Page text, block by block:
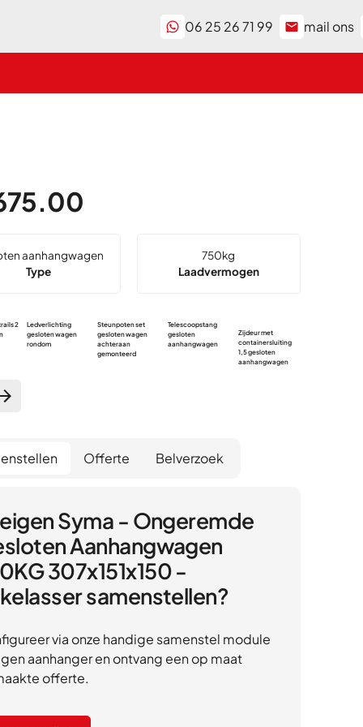
06 25 26 71 99 mail ons
aanhangwagen
Type
750kg
Laadvermogen
2
Ledverlichting
gesloten wagen
rondom
Steunpoten set
gesloten wagen
achteraan
gemonteerd
Telescoopstang
gesloten
aanhangwagen
Zijdeur met
containersluiting
1,5 gesloten
aanhangwagen
Offerte Belverzoek
eigen Syma - Ongeremde
Aanhangwagen
307x151x150 -
samenstellen?
via onze handige samenstel module
aanhanger en ontvang een op maat
offerte.